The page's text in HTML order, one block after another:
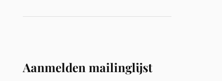
Aanmelden mailinglijst